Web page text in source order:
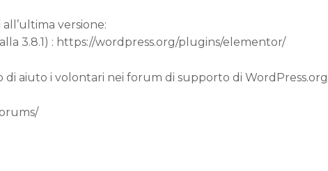
versione:
3.8.1) : https://wordpress.org/plugins/elementor/
di aiuto i volontari nei forum di supporto di